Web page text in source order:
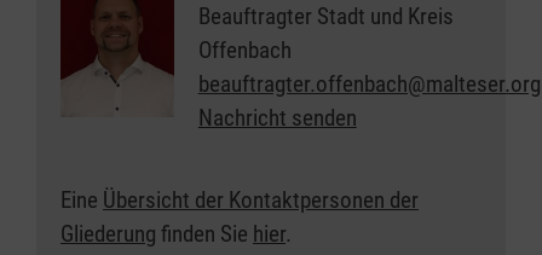
Beauftragter Stadt und Kreis
Offenbach
beauftragter.offenbach@malteser.org
Nachricht senden
Eine Übersicht der Kontaktpersonen der
Gliederung finden Sie hier.